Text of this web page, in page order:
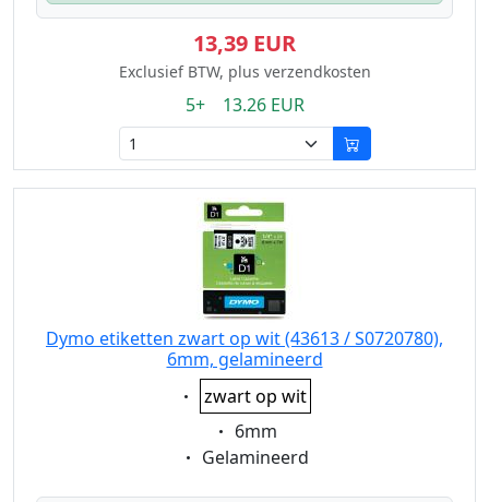
13,39 EUR
Exclusief BTW, plus verzendkosten
5+ 13.26 EUR
Dymo etiketten zwart op wit (43613 / S0720780),
6mm, gelamineerd
Eigenschaft:
zwart op wit
Eigenschaft:
6mm
Eigenschaft:
Gelamineerd